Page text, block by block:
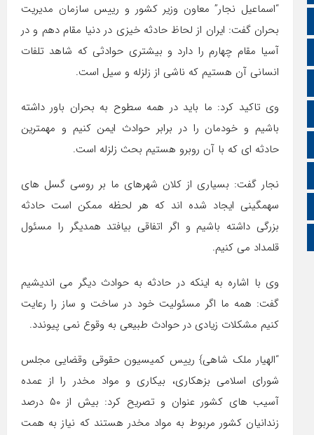
اپلیکیشن سایت
اینستاگرام
اطلاعات سایت
زبان انگلیسی
زبان عربی
“اسماعیل نجار” معاون وزیر کشور و رییس سازمان مدیریت
بحران گفت: ایران از لحاظ حادثه خیزی در دنیا مقام دهم و در
آسیا مقام چهارم را دارد و بیشتری حوادثی که شاهد تلفات
انسانی آن هستیم که ناشی از زلزله و سیل است.
وی تاکید کرد: ما باید در همه سطوح به بحران باور داشته
باشیم و خودمان را در برابر حوادث ایمن کنیم و مهمترین
حادثه ای که با آن روبرو هستیم بحث زلزله است.
نجار گفت: بسیاری از کلان شهرهای ما بر روسی گسل های
سهمگینی ایجاد شده اند که هر لحظه ممکن است حادثه
بزرگی داشته باشیم و اگر اتفاقی بیافتد همدیگر را مسئول
قلمداد می کنیم.
وی با اشاره به اینکه در حادثه به حوادث دیگر می اندیشیم
گفت: همه ما اگر مسئولیت خود در ساخت و ساز را رعایت
کنیم مشکلات زیادی در حوادث طبیعی به وقوع نمی پیوندد.
“الهیار ملک شاهی} رییس کمیسیون حقوقی وقضایی مجلس
شورای اسلامی بزهکاری، بیکاری و مواد مخدر را از عمده
آسیب های کشور عنوان و تصریح کرد: بیش از ۵۰ درصد
زندانیان کشور مربوط به مواد مخدر هستند که نیاز به همت